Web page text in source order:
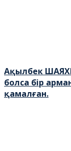
Ақылбек
болса бір
қамалған.